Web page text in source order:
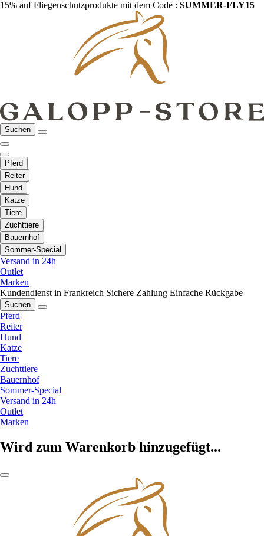
15% auf Fliegenschutzprodukte mit dem Code : SUMMER-FLY15
Suchen
Pferd
Reiter
Hund
Katze
Tiere
Zuchttiere
Bauernhof
Sommer-Special
Versand in 24h
Outlet
Marken
Kundendienst in Frankreich Sichere Zahlung Einfache Rückgabe
Suchen
Pferd
Reiter
Hund
Katze
Tiere
Zuchttiere
Bauernhof
Sommer-Special
Versand in 24h
Outlet
Marken
Wird zum Warenkorb hinzugefügt...